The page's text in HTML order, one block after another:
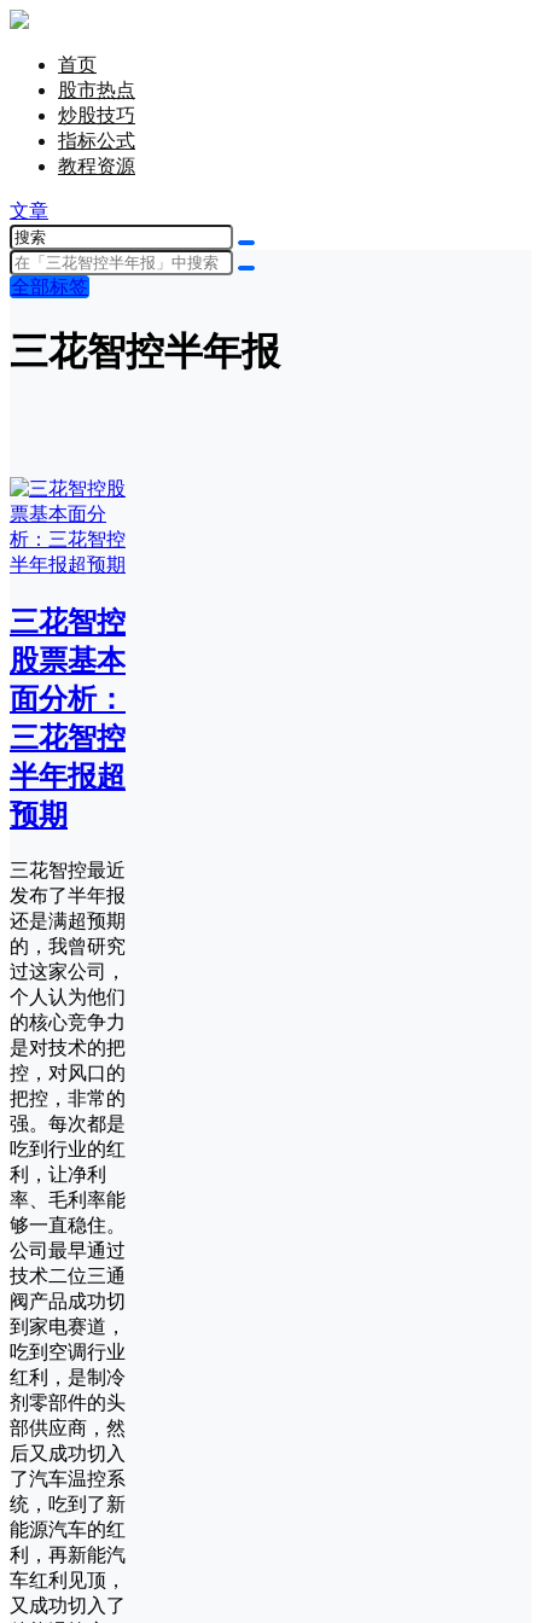
首页
股市热点
炒股技巧
指标公式
教程资源
文章
全部标签
三花智控半年报
三花智控
股票基本
面分析：
三花智控
半年报超
预期
三花智控最近
发布了半年报
还是满超预期
的，我曾研究
过这家公司，
个人认为他们
的核心竞争力
是对技术的把
控，对风口的
把控，非常的
强。每次都是
吃到行业的红
利，让净利
率、毛利率能
够一直稳住。
公司最早通过
技术二位三通
阀产品成功切
到家电赛道，
吃到空调行业
红利，是制冷
剂零部件的头
部供应商，然
后又成功切入
了汽车温控系
统，吃到了新
能源汽车的红
利，再新能汽
车红利见顶，
又成功切入了